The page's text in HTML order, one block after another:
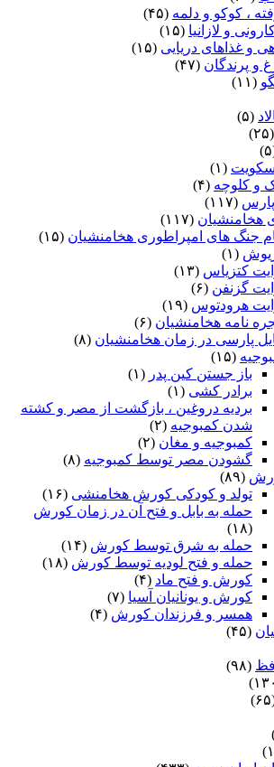
، کوکو و دلمه (۴۵)
و لازانیا (۱۵)
و غذاهای دریایی (۱۵)
و پرندگان (۴۷)
(۱۱)
(۵)
(۲۵)
(۱)
و کلوچه (۴)
(۱۱۷)
هخامنشیان (۱۱۷)
جنگ های امپراطوری هخامنشیان (۱۵)
(۱)
کتزیاس (۱۳)
گزنفن (۶)
هرودتوس (۱۹)
نامه هخامنشیان (۶)
پارسی در زمان هخامنشیان (۸)
(۱۵)
باز جستن کین پدر (۱)
برادر کشی (۱)
بردیه دروغین ، بازگشت از مصر و کشته
شدن کمبوجیه (۲)
کمبوجیه و مغان (۲)
گشودن مصر توسط کمبوجیه (۸)
(۸۹)
تولد و کودکی کورش هخامنشی (۱۶)
حمله به بابل و فتح آن در زمان کورش
(۱۸)
حمله به شرق توسط کورش (۱۴)
حمله و فتح لودیه توسط کورش (۱۸)
کورش و فتح ماد (۴)
کورش و یونانیان آسیا (۷)
همسر و فرزندان کورش (۴)
(۴۵)
(۹۸)